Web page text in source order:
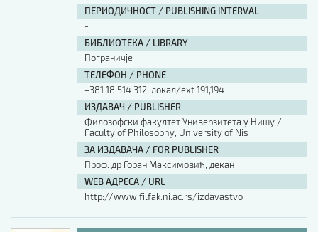
ПЕРИОДИЧНОСТ / PUBLISHING INTERVAL
-
БИБЛИОТЕКА / LIBRARY
Пограничје
ТЕЛЕФОН / PHONE
+381 18 514 312, локал/ext 191,194
ИЗДАВАЧ / PUBLISHER
Филозофски факултет Универзитета у Нишу /
Faculty of Philosophy, University of Nis
ЗА ИЗДАВАЧА / FOR PUBLISHER
Проф. др Горан Максимовић, декан
WEB АДРЕСА / URL
http://www.filfak.ni.ac.rs/izdavastvo